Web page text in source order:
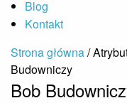
Blog
Kontakt
Strona główna/
Budowniczy
Bob